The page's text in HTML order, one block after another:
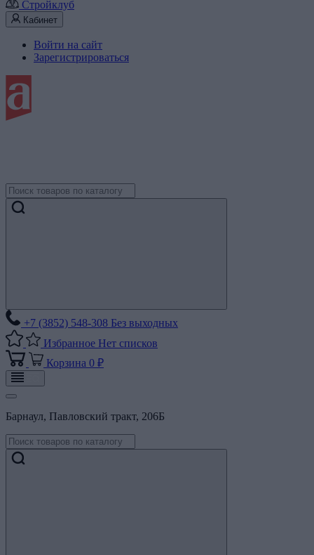
Стройклуб
Кабинет
Войти на сайт
Зарегистрироваться
+7 (3852) 548-308 Без выходных
Избранное Нет списков
Корзина 0 ₽
Барнаул, Павловский тракт, 206Б